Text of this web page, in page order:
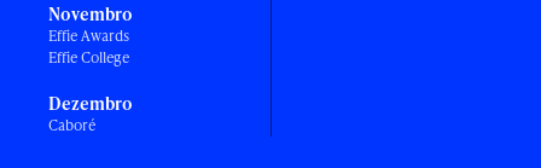
Novembro
Effie Awards
Effie College
Dezembro
Caboré